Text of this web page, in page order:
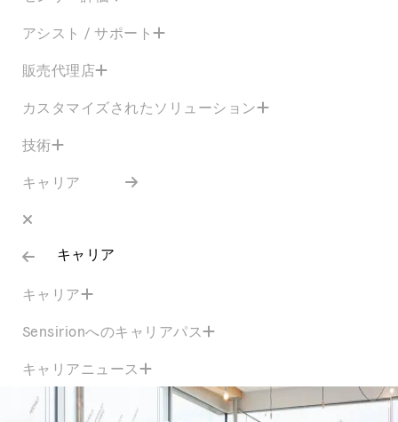
アシスト / サポート
販売代理店
カスタマイズされたソリューション
技術
キャリア
キャリア
キャリア
Sensirionへのキャリアパス
キャリアニュース